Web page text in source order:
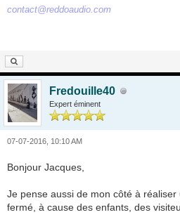
contact@reddoaudio.com
Fredouille40
Expert éminent
07-07-2016, 10:10 AM
Bonjour Jacques,
Je pense aussi de mon côté à
fermé, à cause des enfants, des